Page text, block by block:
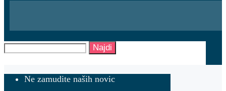
Najdi
Ne zamudite naših novic